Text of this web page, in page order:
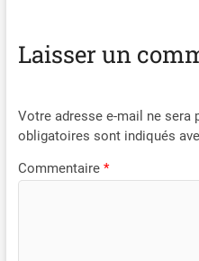
Laisser un
Votre adresse e-mail ne sera
obligatoires sont indiqués
Commentaire *